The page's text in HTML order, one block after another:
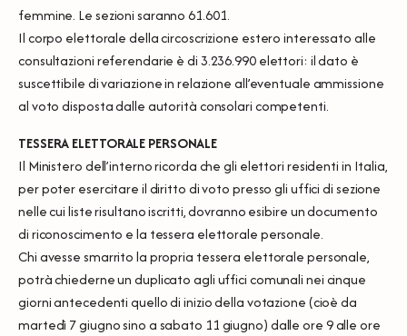
femmine. Le sezioni saranno 61.601.
Il corpo elettorale della circoscrizione estero interessato alle
consultazioni referendarie è di 3.236.990 elettori: il dato è
suscettibile di variazione in relazione all’eventuale ammissione
al voto disposta dalle autorità consolari competenti.
TESSERA ELETTORALE PERSONALE
Il Ministero dell’interno ricorda che gli elettori residenti in Italia,
per poter esercitare il diritto di voto presso gli uffici di sezione
nelle cui liste risultano iscritti, dovranno esibire un documento
di riconoscimento e la tessera elettorale personale.
Chi avesse smarrito la propria tessera elettorale personale,
potrà chiederne un duplicato agli uffici comunali nei cinque
giorni antecedenti quello di inizio della votazione (cioè da
martedì 7 giugno sino a sabato 11 giugno) dalle ore 9 alle ore